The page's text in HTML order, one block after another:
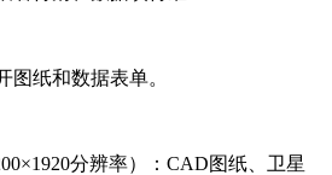
图纸和数据表单。
分辨率）：CAD图纸、卫星